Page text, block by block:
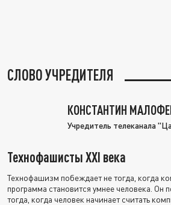
СЛОВО УЧРЕДИТЕЛЯ
КОНСТАНТИН
Учредитель телеканала
Технофашисты XXI века
Технофашизм побеждает не тогда, когда
программа становится умнее человека. Он
тогда, когда человек начинает считать